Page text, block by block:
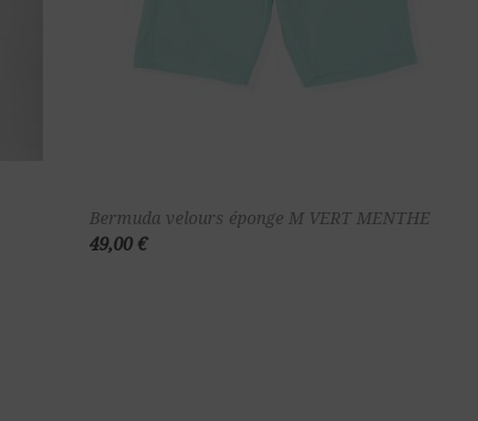
Ajouter au
Bermuda velours éponge M VERT MENTHE
49,00 €